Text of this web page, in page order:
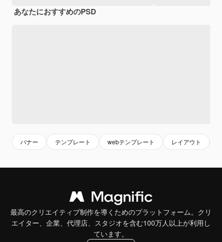
あなたにおすすめのPSD
バナー テンプレート webテンプレート レイアウト
最高のクリエイティブ制作を導くためのプラットフォーム。クリ
エイター、企業、代理店、スタジオを含む100万人以上が利用し
ています。